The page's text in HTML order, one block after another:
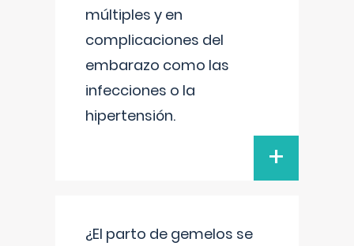
múltiples y en
complicaciones del
embarazo como las
infecciones o la
hipertensión.
+
¿El parto de gemelos se